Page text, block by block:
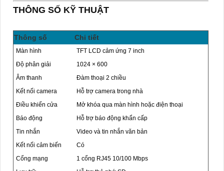
THÔNG SỐ KỸ THUẬT
Thông số Chi tiết
Màn hình
TFT LCD cảm ứng 7 inch
Độ phân giải
1024 × 600
Âm thanh
Đàm thoại 2 chiều
Kết nối camera
Hỗ trợ camera trong nhà
Điều khiển cửa
Mở khóa qua màn hình hoặc điện thoại
Báo động
Hỗ trợ báo động khẩn cấp
Tin nhắn
Video và tin nhắn văn bản
Kết nối cảm biến
Có
Cổng mạng
1 cổng RJ45 10/100 Mbps